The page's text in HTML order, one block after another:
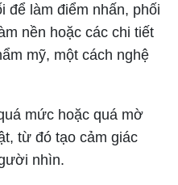
để làm điểm nhấn, phối
nền hoặc các chi tiết
mỹ, một cách nghệ
mức hoặc quá mờ
từ đó tạo cảm giác
nhìn.